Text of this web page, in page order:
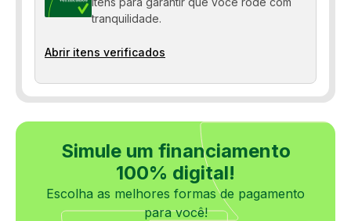
tranquilidade.
Abrir itens verificados
Simule um financiamento
100% digital!
Escolha as melhores formas de pagamento
para você!